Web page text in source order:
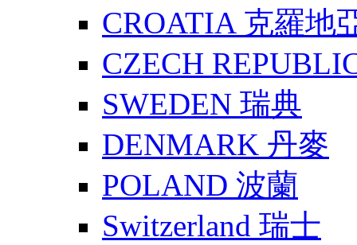
CROATIA 克羅地
CZECH
SWEDEN 瑞典
DENMARK 丹麥
POLAND 波蘭
Switzerland 瑞士